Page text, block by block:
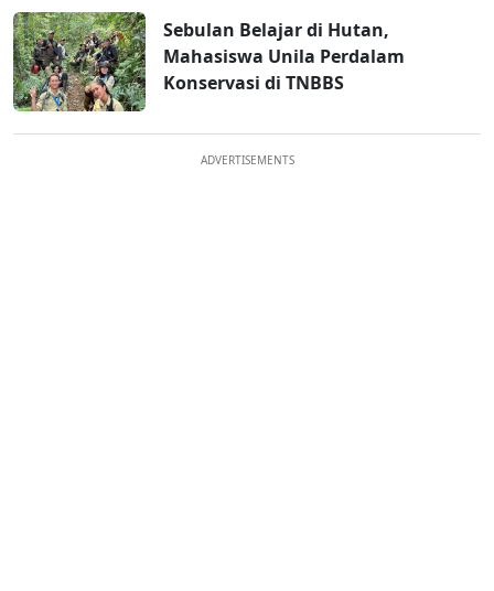
Sebulan Belajar di Hutan,
Mahasiswa Unila Perdalam
Konservasi di TNBBS
ADVERTISEMENTS